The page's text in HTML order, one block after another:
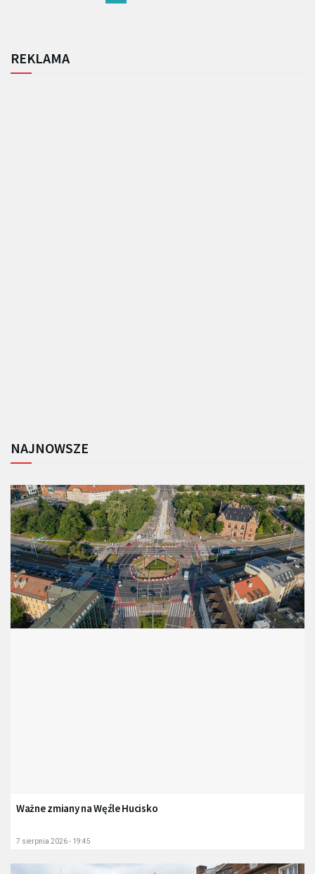
REKLAMA
NAJNOWSZE
Ważne zmiany na Węźle Hucisko
7 sierpnia 2026 - 19:45